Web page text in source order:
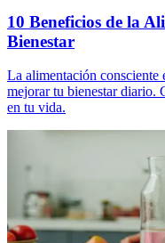
10 Beneficios de la
Bienestar
La alimentación consciente
mejorar tu bienestar diario.
en tu vida.